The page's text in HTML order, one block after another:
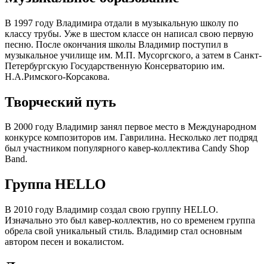
В 1997 году Владимира отдали в музыкальную школу по
классу трубы. Уже в шестом классе он написал свою первую
песню. После окончания школы Владимир поступил в
музыкальное училище им. М.П. Мусоргского, а затем в Санкт-
Петербургскую Государственную Консерваторию им.
Н.А.Римского-Корсакова.
Творческий путь
В 2000 году Владимир занял первое место в Международном
конкурсе композиторов им. Гаврилина. Несколько лет подряд
был участником популярного кавер-коллектива Candy Shop
Band.
Группа HELLO
В 2010 году Владимир создал свою группу HELLO.
Изначально это был кавер-коллектив, но со временем группа
обрела свой уникальный стиль. Владимир стал основным
автором песен и вокалистом.